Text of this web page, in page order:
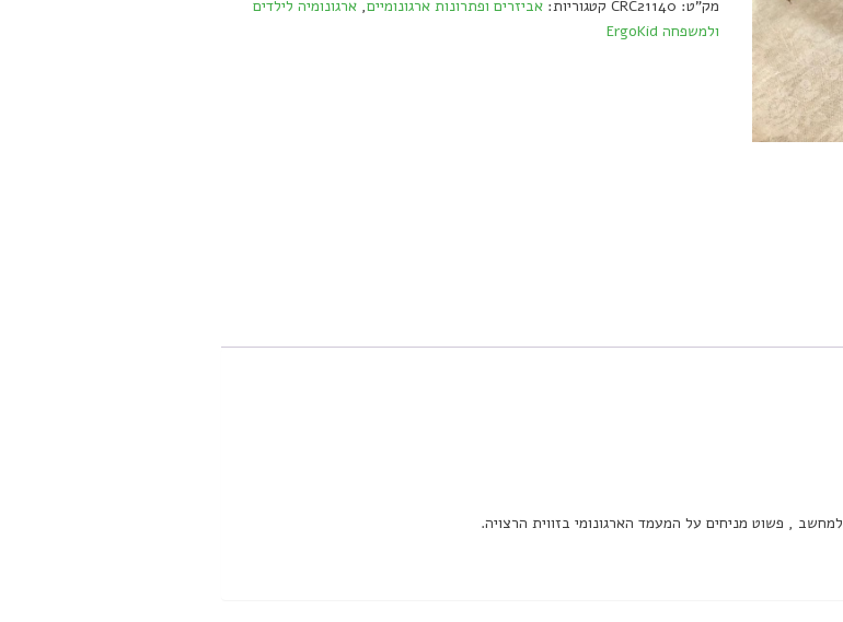
/
ספר
מק"ט: CRC21140 קטגוריות: אביזרים ופתרונות ארגונומיים, ארגונומיה לילדים
ולמשפחה ErgoKid